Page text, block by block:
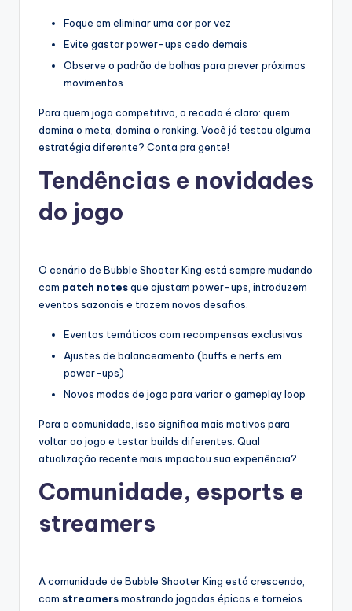
Foque em eliminar uma cor por vez
Evite gastar power-ups cedo demais
Observe o padrão de bolhas para prever próximos
movimentos
Para quem joga competitivo, o recado é claro: quem
domina o meta, domina o ranking. Você já testou alguma
estratégia diferente? Conta pra gente!
Tendências e novidades
do jogo
O cenário de Bubble Shooter King está sempre mudando
com patch notesque ajustam power-ups, introduzem
eventos sazonais e trazem novos desafios.
Eventos temáticos com recompensas exclusivas
Ajustes de balanceamento (buffs e nerfs em
power-ups)
Novos modos de jogo para variar o gameplay loop
Para a comunidade, isso significa mais motivos para
voltar ao jogo e testar builds diferentes. Qual
atualização recente mais impactou sua experiência?
Comunidade, esports e
streamers
A comunidade de Bubble Shooter King está crescendo,
com streamersmostrando jogadas épicas e torneios